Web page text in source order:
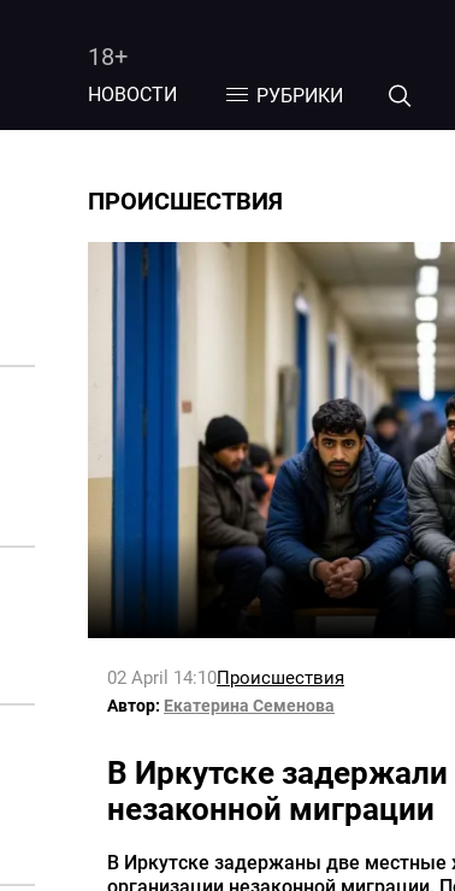
18+
НОВОСТИ РУБРИКИ
ПРОИСШЕСТВИЯ
02 April 14:10Происшествия
Автор: Екатерина Семенова
В Иркутске задержали
незаконной миграции
В Иркутске задержаны две
организации незаконной миграции.